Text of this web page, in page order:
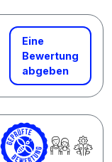
Eine
Bewertung
abgeben